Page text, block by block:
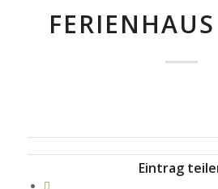
Eintrag